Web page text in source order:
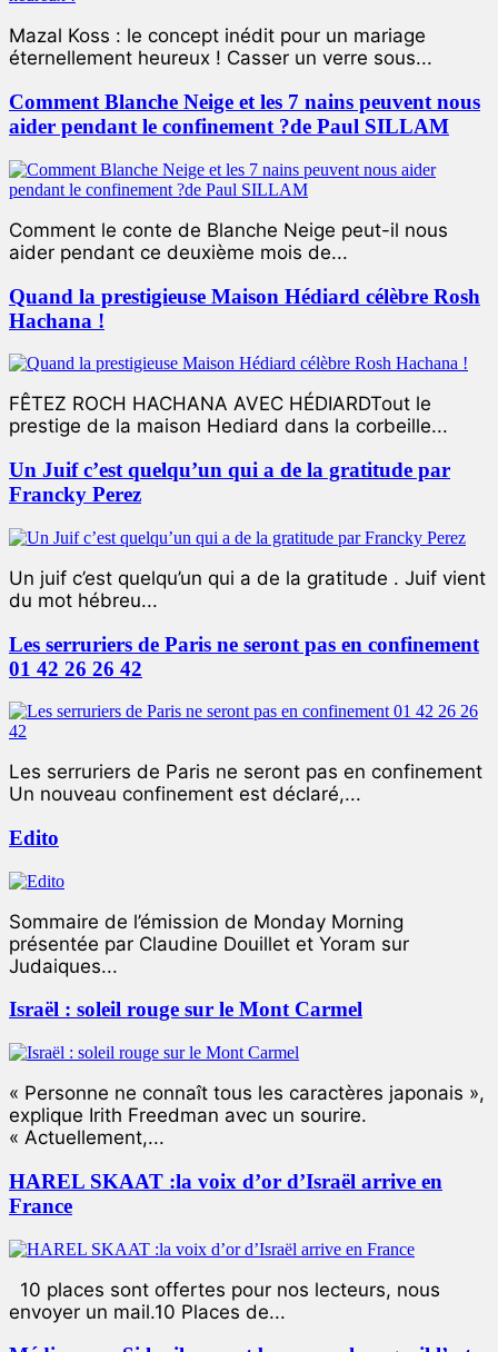
Mazal Koss : le concept inédit pour un mariage
éternellement heureux ! Casser un verre sous...
Comment Blanche Neige et les 7 nains peuvent nous
aider pendant le confinement ?de Paul SILLAM
Comment le conte de Blanche Neige peut-il nous
aider pendant ce deuxième mois de...
Quand la prestigieuse Maison Hédiard célèbre Rosh
Hachana !
FÊTEZ ROCH HACHANA AVEC HÉDIARDTout le
prestige de la maison Hediard dans la corbeille...
Un Juif c’est quelqu’un qui a de la gratitude par
Francky Perez
Un juif c’est quelqu’un qui a de la gratitude . Juif vient
du mot hébreu...
Les serruriers de Paris ne seront pas en confinement
01 42 26 26 42
Les serruriers de Paris ne seront pas en confinement
Un nouveau confinement est déclaré,...
Edito
Sommaire de l’émission de Monday Morning
présentée par Claudine Douillet et Yoram sur
Judaiques...
Israël : soleil rouge sur le Mont Carmel
« Personne ne connaît tous les caractères japonais »,
explique Irith Freedman avec un sourire.
« Actuellement,...
HAREL SKAAT :la voix d’or d’Israël arrive en
France
10 places sont offertes pour nos lecteurs, nous
envoyer un mail.10 Places de...